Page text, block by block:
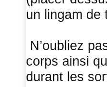
un lingam
N’oubliez
corps ainsi
durant les